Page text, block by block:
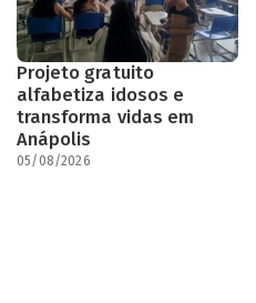
Projeto gratuito
alfabetiza idosos e
transforma vidas em
Anápolis
05/08/2026